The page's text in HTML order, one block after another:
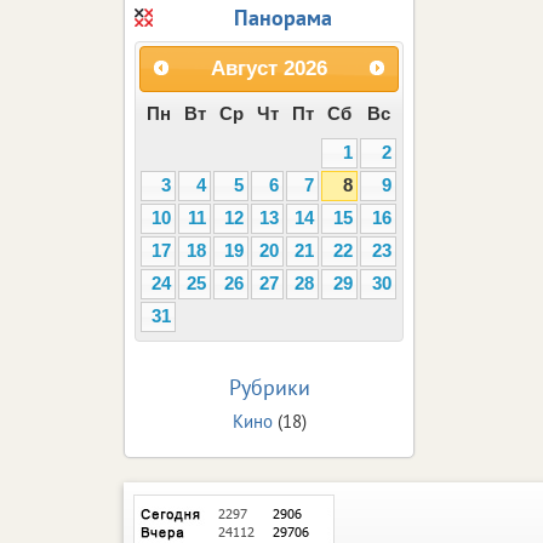
Панорама
Август 2026
Пн Вт Ср Чт Пт Сб
Вс
1
2
3
4 5 6 7 8
9
10
11 12 13 14 15
16
17
18 19 20 21 22
23
24
25 26 27 28 29
30
31
Рубрики
Кино(18)